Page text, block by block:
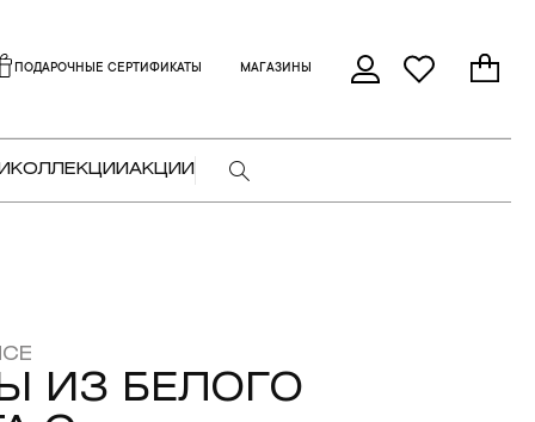
ПОДАРОЧНЫЕ СЕРТИФИКАТЫ МАГАЗИНЫ
КОЛЛЕКЦИИАКЦИИ
ИЗ БЕЛОГО